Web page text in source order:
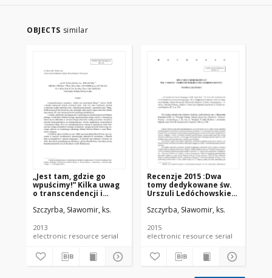
OBJECTS similar
„Jest tam, gdzie go
wpuścimy!” Kilka uwag
o transcendencji i
nawiązaniu do
Buberowskiej dialogiki
Szczyrba, Sławomir, ks.
2013
electronic resource serial
Recenzje 2015 :Dwa
tomy dedykowane św.
Urszuli Ledóchowskiej i
Szczyrba, Sławomir, ks.
2015
electronic resource serial